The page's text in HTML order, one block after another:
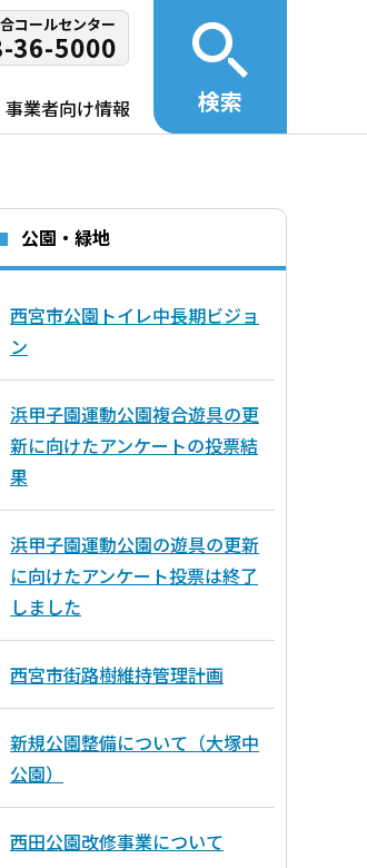
コールセンター
36-5000
事業者向け情報 検索
公園・緑地
西宮市公園トイレ中長期ビジョ
ン
浜甲子園運動公園複合遊具の更
新に向けたアンケートの投票結
果
浜甲子園運動公園の遊具の更新
に向けたアンケート投票は終了
しました
西宮市街路樹維持管理計画
新規公園整備について（大塚中
公園）
西田公園改修事業について